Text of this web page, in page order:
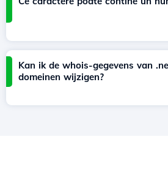
Kan ik de whois-gegevens van
domeinen wijzigen?